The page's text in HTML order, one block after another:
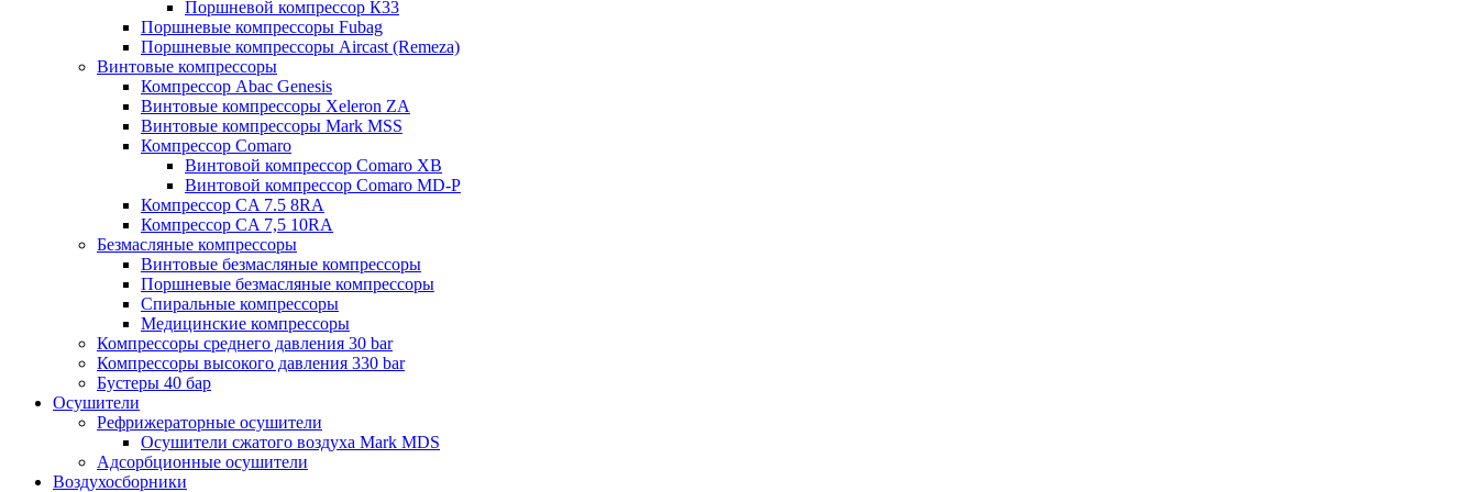
Поршневой компрессор К33
Поршневые компрессоры Fubag
Поршневые компрессоры Aircast (Remeza)
Винтовые компрессоры
Компрессор Abac Genesis
Винтовые компрессоры Xeleron ZA
Винтовые компрессоры Mark MSS
Компрессор Comaro
Винтовой компрессор Comaro XB
Винтовой компрессор Comaro MD-P
Компрессор CA 7.5 8RA
Компрессор CA 7,5 10RA
Безмасляные компрессоры
Винтовые безмасляные компрессоры
Поршневые безмасляные компрессоры
Спиральные компрессоры
Медицинские компрессоры
Компрессоры среднего давления 30 bar
Компрессоры высокого давления 330 bar
Бустеры 40 бар
Осушители
Рефрижераторные осушители
Осушители сжатого воздуха Mark MDS
Адсорбционные осушители
Воздухосборники